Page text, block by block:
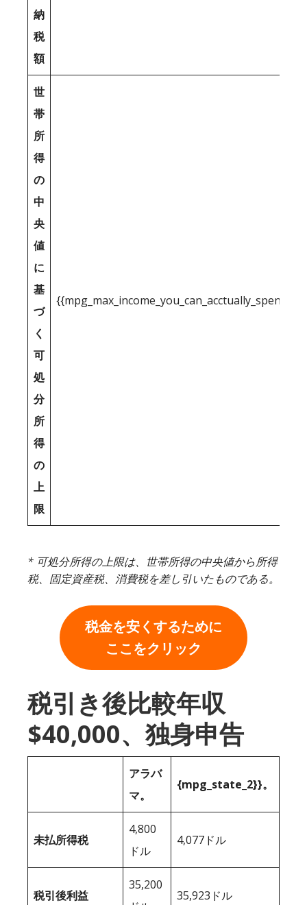
納
税
額
世
帯
所
得
の
中
央
値
に
基
づ
く
可
処
分
所
得
の
上
限
* 可処分所得の上限は、世帯所得の中央値から所得
税、固定資産税、消費税を差し引いたものである。
税金を安くするために
ここをクリック
税引き後比較年収
$40,000、独身申告
アラバ
マ。
{mpg_state_2}}。
未払所得税
4,800
ドル
4,077ドル
税引後利益
35,200
35,923ドル